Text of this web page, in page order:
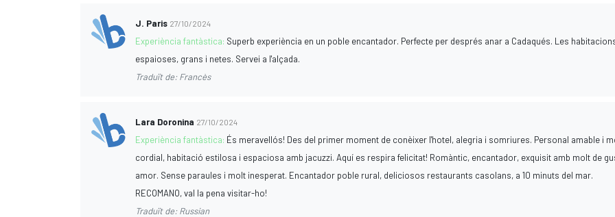
J. Paris 27/10/2024
Experiència fantàstica: Superb experiència en un poble encantador. Perfecte per després anar a Cadaqués. Les
espaioses, grans i netes. Servei a l'alçada.
Traduït de: Francès
Lara Doronina 27/10/2024
Experiència fantàstica: És meravellós! Des del primer moment de conèixer l'hotel, alegria i somriures. Personal amable i
cordial, habitació estilosa i espaciosa amb jacuzzi. Aquí es respira felicitat! Romàntic, encantador, exquisit amb molt de
amor. Sense paraules i molt inesperat. Encantador poble rural, deliciosos restaurants casolans, a 10 minuts del mar.
RECOMANO, val la pena visitar-ho!
Traduït de: Russian